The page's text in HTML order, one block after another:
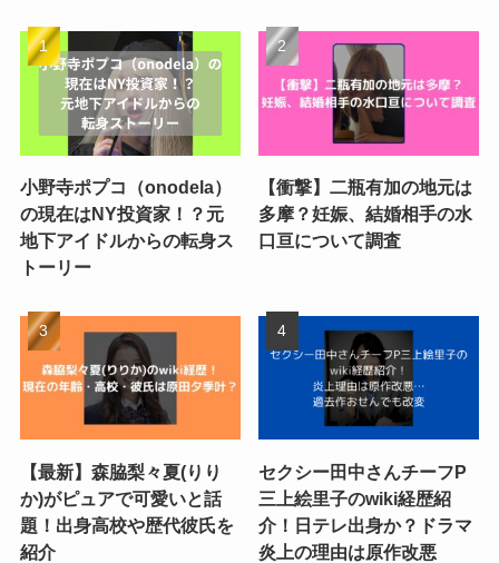
小野寺ポプコ（onodela）
の現在はNY投資家！？元
地下アイドルからの転身ス
トーリー
【衝撃】二瓶有加の地元は
多摩？妊娠、結婚相手の水
口亘について調査
【最新】森脇梨々夏(りり
か)がピュアで可愛いと話
題！出身高校や歴代彼氏を
紹介
セクシー田中さんチーフP
三上絵里子のwiki経歴紹
介！日テレ出身か？ドラマ
炎上の理由は原作改悪